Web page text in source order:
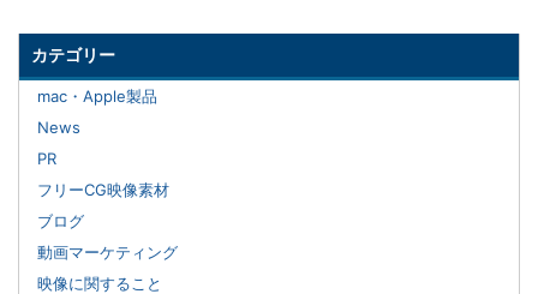
カテゴリー
mac・Apple製品
News
PR
フリーCG映像素材
ブログ
動画マーケティング
映像に関すること